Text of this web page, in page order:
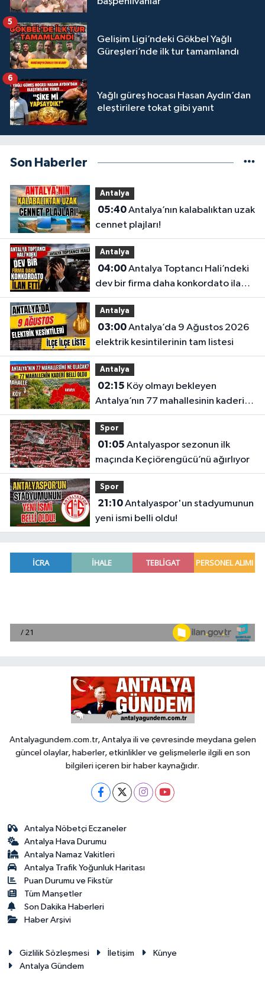
Gelişim Ligi’ndeki Gökbel Yağlı
Güreşleri’nde ilk tur tamamlandı
5
Yağlı güreş hocası Hasan Aydın’dan
eleştirilere tokat gibi yanıt
6
Son Haberler
Antalya
05:40Antalya’nın kalabalıktan uzak
cennet plajları!
Antalya
04:00Antalya Toptancı Hali’ndeki
dev bir firma daha konkordato ilan
etti
Antalya
03:00Antalya’da 9 Ağustos 2026
elektrik kesintilerinin tam listesi
Antalya
02:15
Antalya’nın 77 mahallesinin kaderi
belli oldu
Spor
01:05
maçında Keçiörengücü’nü ağırlıyor
Spor
21:10Antalyaspor'un stadyumunun
yeni ismi belli oldu!
Antalyagundem.com.tr, Antalya ili ve çevresinde meydana gelen
güncel olaylar, haberler, etkinlikler ve gelişmelerle ilgili en son
bilgileri içeren bir haber kaynağıdır.
Antalya Nöbetçi Eczaneler
Antalya Hava Durumu
Antalya Namaz Vakitleri
Antalya Trafik Yoğunluk Haritası
Puan Durumu ve Fikstür
Tüm Manşetler
Son Dakika Haberleri
Haber Arşivi
Gizlilik Sözleşmesi İletişim
Künye
Antalya Gündem